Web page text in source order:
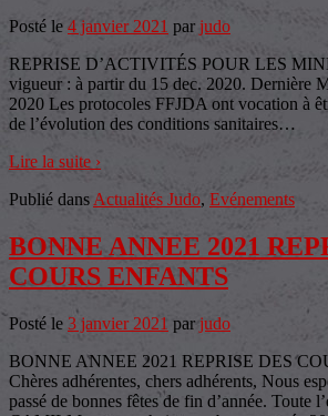
Posté le 4 janvier 2021 par judo
REPRISE D’ACTIVITÉS POUR LES
vigueur : à partir du 15 dec. 2020. Dernière
2020 Les protocoles FFJDA ont vocation à
de l’évolution des conditions sanitaires…
Lire la suite ›
Publié dans Actualités Judo, Evénements
BONNE ANNEE 2021
COURS ENFANTS
Posté le 3 janvier 2021 parjudo
BONNE ANNEE 2021 REPRISE DES
Chères adhérentes, chers adhérents, Nous
passé de bonnes fêtes de fin d’année. Toute